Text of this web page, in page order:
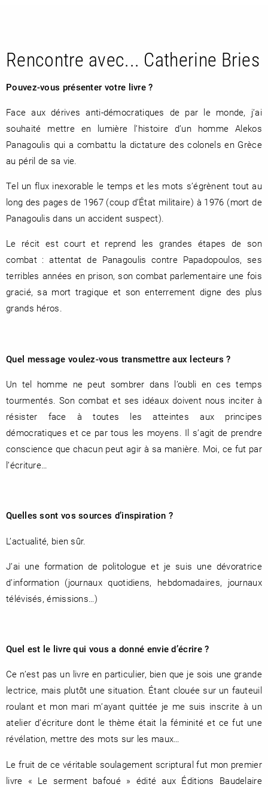
RETOUR
À PARAÎTRE
RETOUR
RETOUR
Rencontre avec... Catherine Bries
Pouvez-vous présenter votre livre ?
Face aux dérives anti-démocratiques de par le monde, j’ai
souhaité mettre en lumière l’histoire d’un homme Alekos
Panagoulis qui a combattu la dictature des colonels en Grèce
au péril de sa vie.
Tel un flux inexorable le temps et les mots s’égrènent tout au
long des pages de 1967 (coup d’État militaire) à 1976 (mort de
Panagoulis dans un accident suspect).
Le récit est court et reprend les grandes étapes de son
combat : attentat de Panagoulis contre Papadopoulos, ses
terribles années en prison, son combat parlementaire une fois
gracié, sa mort tragique et son enterrement digne des plus
grands héros.
Quel message voulez-vous transmettre aux lecteurs ?
Un tel homme ne peut sombrer dans l’oubli en ces temps
tourmentés. Son combat et ses idéaux doivent nous inciter à
résister face à toutes les atteintes aux principes
démocratiques et ce par tous les moyens. Il s’agit de prendre
conscience que chacun peut agir à sa manière. Moi, ce fut par
l’écriture…
Quelles sont vos sources d’inspiration ?
L’actualité, bien sûr.
J’ai une formation de politologue et je suis une dévoratrice
d’information (journaux quotidiens, hebdomadaires, journaux
télévisés, émissions…)
Quel est le livre qui vous a donné envie d’écrire ?
Ce n’est pas un livre en particulier, bien que je sois une grande
lectrice, mais plutôt une situation. Étant clouée sur un fauteuil
roulant et mon mari m’ayant quittée je me suis inscrite à un
atelier d’écriture dont le thème était la féminité et ce fut une
révélation, mettre des mots sur les maux…
Le fruit de ce véritable soulagement scriptural fut mon premier
livre « Le serment bafoué » édité aux Éditions Baudelaire